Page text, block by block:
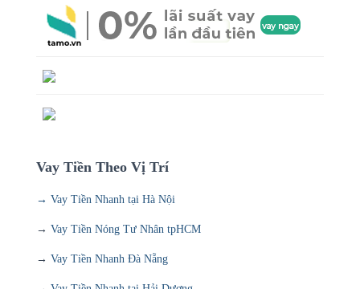
Vay Tiền Theo Vị Trí
→ Vay Tiền Nhanh tại Hà Nội
→ Vay Tiền Nóng Tư Nhân tpHCM
→ Vay Tiền Nhanh Đà Nẵng